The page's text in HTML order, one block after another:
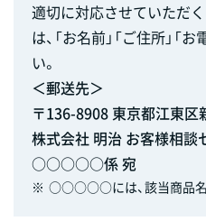
適切に対応させていただ
は、「お名前」「ご住所」「
い。
＜郵送先＞
〒136-8908 東京都江東区
株式会社 明治 お客様相談
○○○○○係 宛
※ ○○○○○には、該当商品名